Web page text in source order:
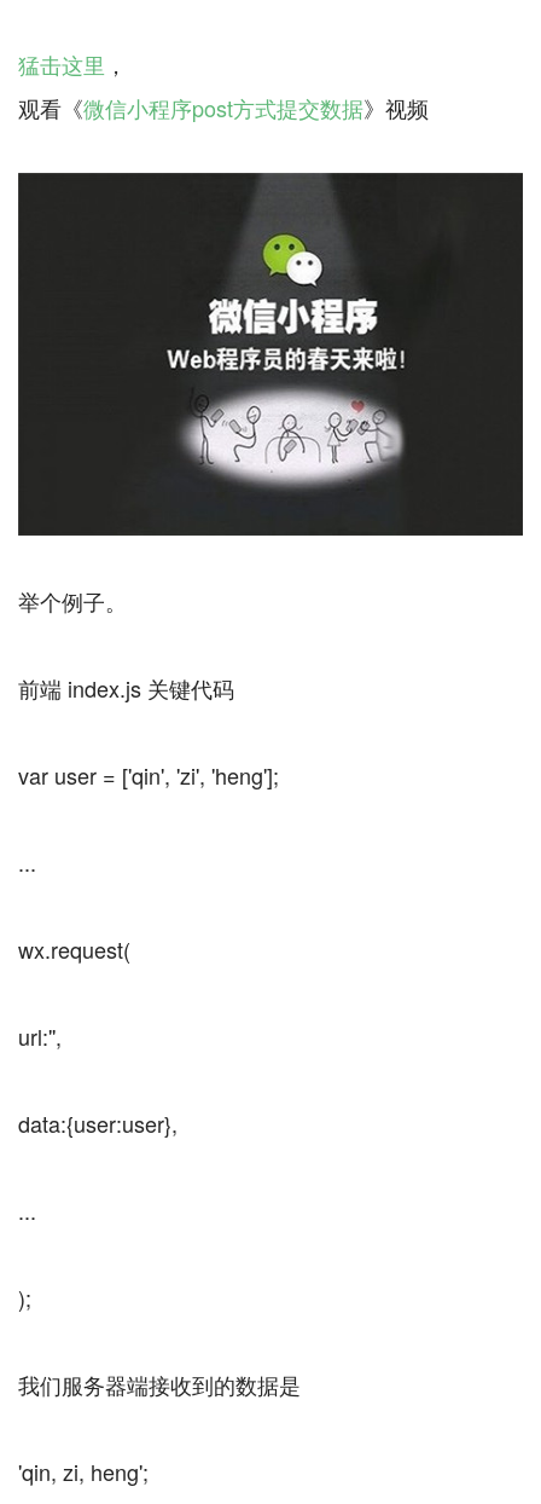
猛击这里 ，
观看《微信小程序post方式提交数据》视频
举个例子。
前端 index.js 关键代码
var user = ['qin', 'zi', 'heng'];
...
wx.request(
url:'',
data:{user:user},
...
);
我们服务器端接收到的数据是
'qin, zi, heng';